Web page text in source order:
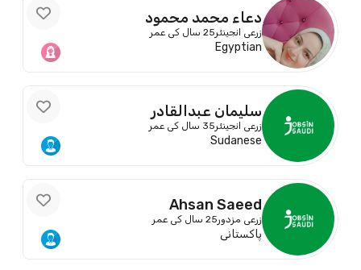
دعاء محمد محمود
زرعی انجینئر25 سال کی عمر
Egyptian
سليمان عبدالقادر
زرعی انجینئر35 سال کی عمر
Sudanese
Ahsan Saeed
زرعی مزدور25 سال کی عمر
پاکستانی